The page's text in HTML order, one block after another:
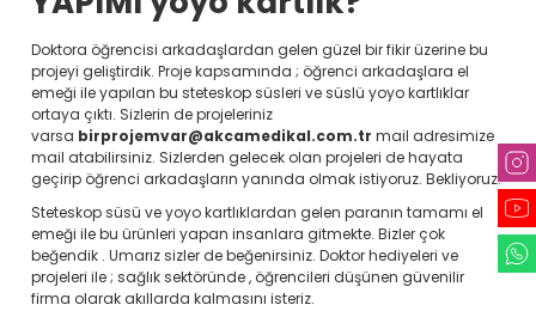
Doktora öğrencisi arkadaşlardan gelen güzel bir fikir üzerine bu
projeyi geliştirdik. Proje kapsamında ; öğrenci arkadaşlara el
emeği ile yapılan bu steteskop süsleri ve süslü yoyo kartlıklar
ortaya çıktı. Sizlerin de projeleriniz
varsa birprojemvar@akcamedikal.com.tr mail adresimize
mail atabilirsiniz. Sizlerden gelecek olan projeleri de hayata
geçirip öğrenci arkadaşların yanında olmak istiyoruz. Bekliyoruz.
Steteskop süsü ve yoyo kartlıklardan gelen paranın tamamı el
emeği ile bu ürünleri yapan insanlara gitmekte. Bizler çok
beğendik . Umarız sizler de beğenirsiniz. Doktor hediyeleri ve
projeleri ile ; sağlık sektöründe , öğrencileri düşünen güvenilir
firma olarak akıllarda kalmasını isteriz.